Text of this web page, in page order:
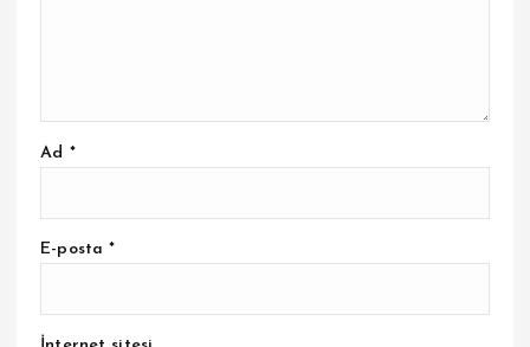
Ad *
E-posta*